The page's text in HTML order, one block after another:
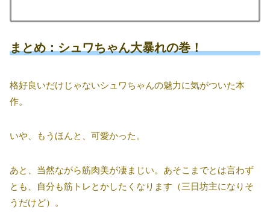
まとめ：シュワちゃん大暴れの巻！
格好良いだけじゃないシュワちゃんの魅力に気がついた本
作。
いや、もうほんと、可愛かった。
あと、当然ながら筋肉美が凄まじい。あそこまでとは言わず
とも、自分も筋トレとかしたくなります（三日坊主になりそ
うだけど）。